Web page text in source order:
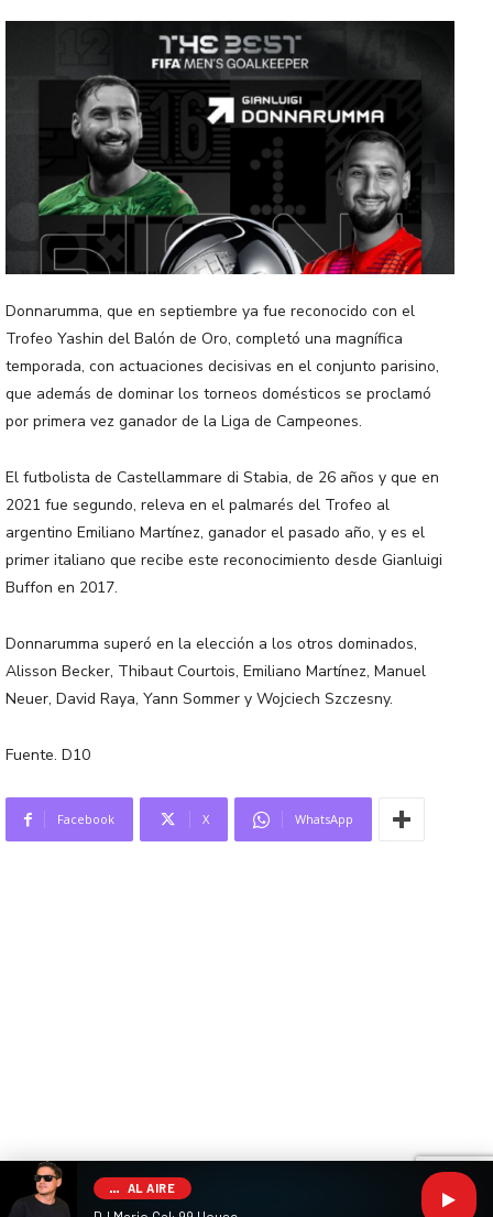
Donnarumma, que en septiembre ya fue reconocido con el
Trofeo Yashin del Balón de Oro, completó una magnífica
temporada, con actuaciones decisivas en el conjunto parisino,
que además de dominar los torneos domésticos se proclamó
por primera vez ganador de la Liga de Campeones.
El futbolista de Castellammare di Stabia, de 26 años y que en
2021 fue segundo, releva en el palmarés del Trofeo al
argentino Emiliano Martínez, ganador el pasado año, y es el
primer italiano que recibe este reconocimiento desde Gianluigi
Buffon en 2017.
Donnarumma superó en la elección a los otros dominados,
Alisson Becker, Thibaut Courtois, Emiliano Martínez, Manuel
Neuer, David Raya, Yann Sommer y Wojciech Szczesny.
Fuente. D10
Facebook X WhatsApp